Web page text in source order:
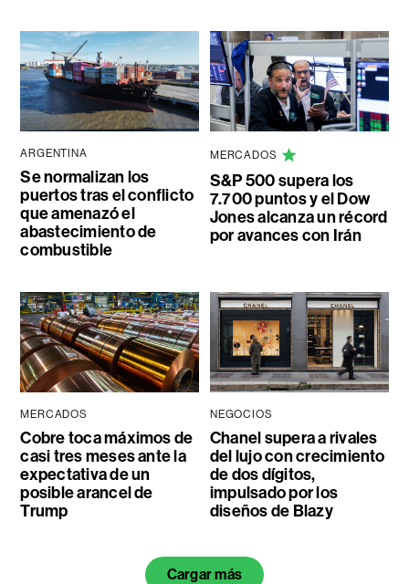
ARGENTINA
Se normalizan los
puertos tras el conflicto
que amenazó el
abastecimiento de
combustible
MERCADOS
S&P 500 supera los
7.700 puntos y el Dow
Jones alcanza un récord
por avances con Irán
MERCADOS
Cobre toca máximos de
casi tres meses ante la
expectativa de un
posible arancel de
Trump
NEGOCIOS
Chanel supera a rivales
del lujo con crecimiento
de dos dígitos,
impulsado por los
diseños de Blazy
Cargar más